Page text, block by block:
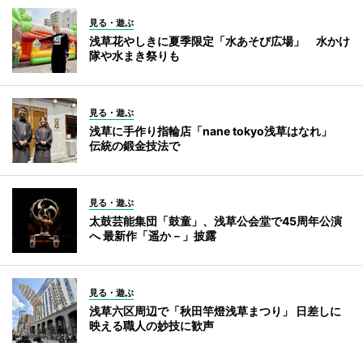
見る・遊ぶ
浅草花やしきに夏季限定「水あそび広場」 水かけ
隊や水まき祭りも
見る・遊ぶ
浅草に手作り指輪店「nane tokyo浅草はなれ」
伝統の鍛金技法で
見る・遊ぶ
太鼓芸能集団「鼓童」、浅草公会堂で45周年公演
へ 最新作「遥か－」披露
見る・遊ぶ
浅草六区周辺で「秋田竿燈浅草まつり」 日差しに
映える職人の妙技に歓声